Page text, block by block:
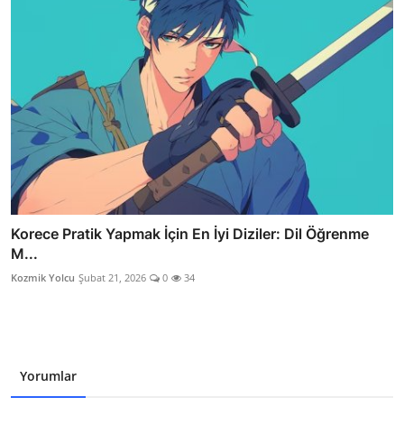
Korece Pratik Yapmak İçin En İyi Diziler: Dil Öğrenme
M...
Kozmik Yolcu Şubat 21, 2026 0 34
Yorumlar